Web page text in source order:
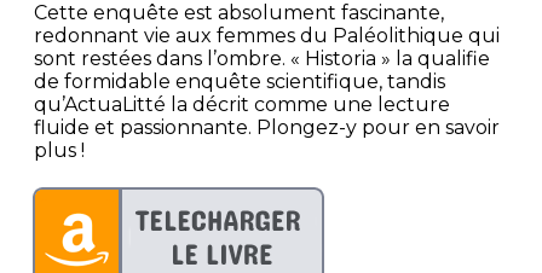
Cette enquête est absolument fascinante,
redonnant vie aux femmes du Paléolithique qui
sont restées dans l’ombre. « Historia » la qualifie
de formidable enquête scientifique, tandis
qu’ActuaLitté la décrit comme une lecture
fluide et passionnante. Plongez-y pour en savoir
plus !